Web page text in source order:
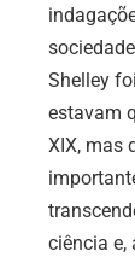
Shelley
estavam
XIX, mas
ciência e,